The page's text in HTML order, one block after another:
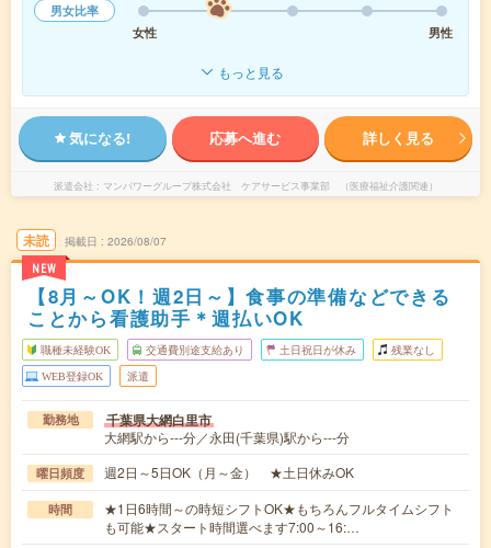
男女比率
女性
男性
もっと見る
気になる! 応募へ進む 詳しく見る
派遣会社 マンパワーグループ株式会社 ケアサービス事業部 （医療福祉介護関連）
未読
NEW
掲載日 2026/08/07
【8月～OK！週2日～】食事の準備などできる
ことから看護助手＊週払いOK
職種未経験OK 交通費別途支給あり 土日祝日が休み 残業なし
WEB登録OK 派遣
勤務地 千葉県大網白里市
大網駅から---分／永田(千葉県)駅から---分
曜日頻度 週2日～5日OK（月～金） ★土日休みOK
時間
★1日6時間～の時短シフトOK★もちろんフルタイムシフト
も可能★スタート時間選べます7:00～16:…